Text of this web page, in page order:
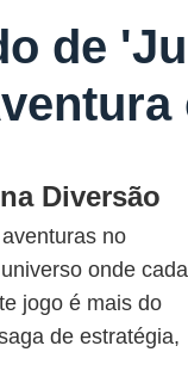
de
Diversão
no
onde cada
jogo é mais do
de estratégia,